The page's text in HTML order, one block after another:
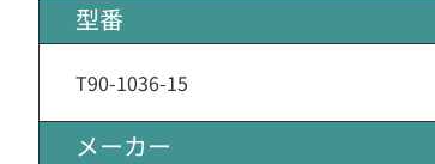
型番
T90-1036-15
メーカー